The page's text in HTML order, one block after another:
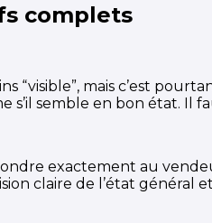
complets
“visible”, mais c’est
s’il semble en bon état. Il
exactement au
claire de l’état général